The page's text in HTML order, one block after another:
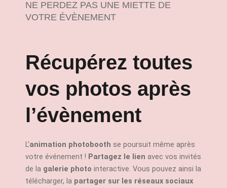
NE PERDEZ PAS UNE MIETTE DE
VOTRE ÉVÈNEMENT
Récupérez toutes
vos photos après
l’évènement
L’animation photobooth se poursuit même après
votre événement ! Partagez le lien avec vos invités
de la galerie photo interactive. Vous pouvez ainsi la
télécharger, la partager sur les réseaux sociaux